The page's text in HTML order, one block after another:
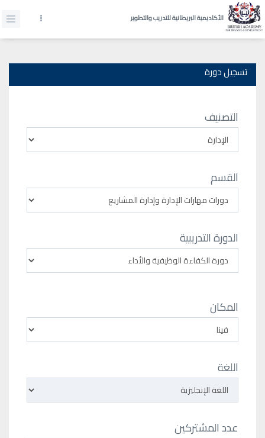
الأكاديمية البريطانية للتدريب والتطوير
تسجيل دورة
التصنيف
القسم
الدورة التدريبية
المكان
اللغة
عدد المشتركين